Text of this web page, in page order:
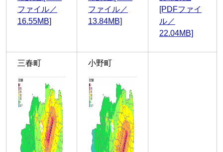
ファイル／
16.55MB]
ファイル／
13.84MB]
[PDFファイ
ル／
22.04MB]
三春町 小野町